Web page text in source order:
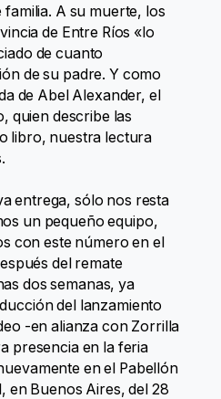
A su muerte, los
de Entre Ríos «lo
de cuanto
de su padre. Y como
de Abel Alexander, el
quien describe las
libro, nuestra lectura
entrega, sólo nos resta
un pequeño equipo,
con este número en el
del remate
dos semanas, ya
del lanzamiento
-en alianza con Zorrilla
presencia en la feria
en el Pabellón
en Buenos Aires, del 28